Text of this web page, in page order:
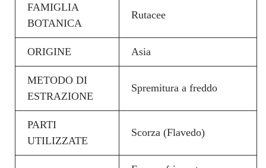
FAMIGLIA
BOTANICA
Rutacee
ORIGINE Asia
METODO DI
ESTRAZIONE
Spremitura a freddo
PARTI
UTILIZZATE
Scorza (Flavedo)